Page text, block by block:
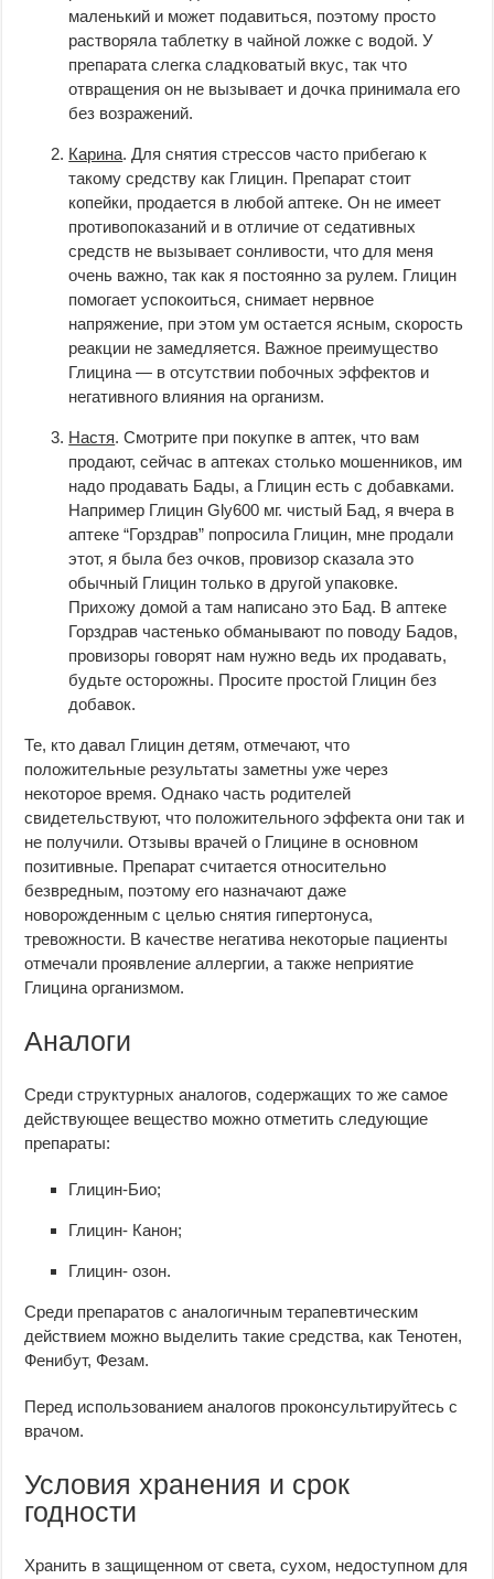
маленький и может подавиться, поэтому просто
растворяла таблетку в чайной ложке с водой. У
препарата слегка сладковатый вкус, так что
отвращения он не вызывает и дочка принимала его
без возражений.
Карина. Для снятия стрессов часто прибегаю к
такому средству как Глицин. Препарат стоит
копейки, продается в любой аптеке. Он не имеет
противопоказаний и в отличие от седативных
средств не вызывает сонливости, что для меня
очень важно, так как я постоянно за рулем. Глицин
помогает успокоиться, снимает нервное
напряжение, при этом ум остается ясным, скорость
реакции не замедляется. Важное преимущество
Глицина — в отсутствии побочных эффектов и
негативного влияния на организм.
Настя. Смотрите при покупке в аптек, что вам
продают, сейчас в аптеках столько мошенников, им
надо продавать Бады, а Глицин есть с добавками.
Например Глицин Gly600 мг. чистый Бад, я вчера в
аптеке “Горздрав” попросила Глицин, мне продали
этот, я была без очков, провизор сказала это
обычный Глицин только в другой упаковке.
Прихожу домой а там написано это Бад. В аптеке
Горздрав частенько обманывают по поводу Бадов,
провизоры говорят нам нужно ведь их продавать,
будьте осторожны. Просите простой Глицин без
добавок.
Те, кто давал Глицин детям, отмечают, что
положительные результаты заметны уже через
некоторое время. Однако часть родителей
свидетельствуют, что положительного эффекта они так и
не получили. Отзывы врачей о Глицине в основном
позитивные. Препарат считается относительно
безвредным, поэтому его назначают даже
новорожденным с целью снятия гипертонуса,
тревожности. В качестве негатива некоторые пациенты
отмечали проявление аллергии, а также неприятие
Глицина организмом.
Аналоги
Среди структурных аналогов, содержащих то же самое
действующее вещество можно отметить следующие
препараты:
Глицин-Био;
Глицин- Канон;
Глицин- озон.
Среди препаратов с аналогичным терапевтическим
действием можно выделить такие средства, как Тенотен,
Фенибут, Фезам.
Перед использованием аналогов проконсультируйтесь с
врачом.
Условия хранения и срок
годности
Хранить в защищенном от света, сухом, недоступном для